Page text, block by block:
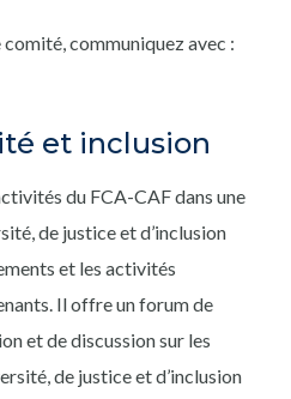
communiquez avec :
et inclusion
du FCA-CAF dans une
de justice et d’inclusion
et les activités
Il offre un forum de
et de discussion sur les
de justice et d’inclusion